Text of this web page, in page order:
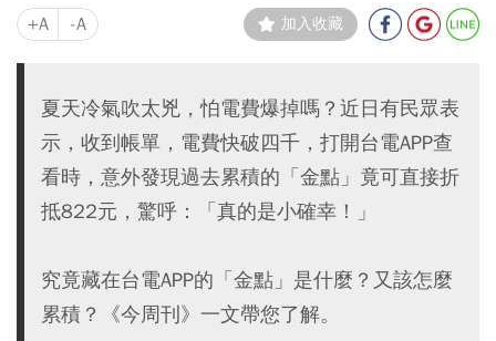
+A -A 加入收藏
夏天冷氣吹太兇，怕電費爆掉嗎？近日有民眾表
示，收到帳單，電費快破四千，打開台電APP查
看時，意外發現過去累積的「金點」竟可直接折
抵822元，驚呼：「真的是小確幸！」
究竟藏在台電APP的「金點」是什麼？又該怎麼
累積？《今周刊》一文帶您了解。